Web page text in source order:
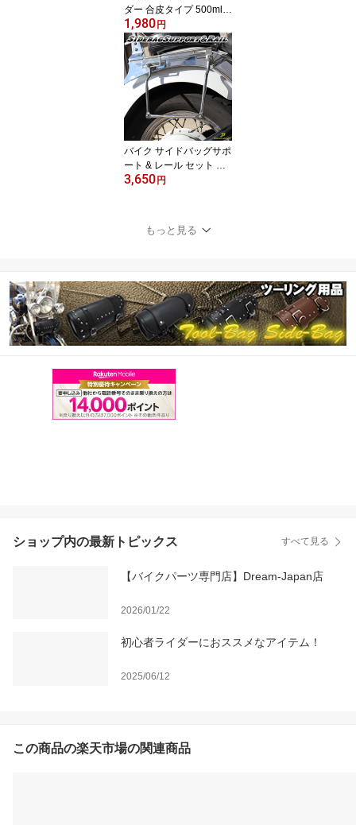
ダー 合皮タイプ 500ml
取り付け可能 当店サイド
バッグの付属ドリンクホ
ルダー 簡単装着 ステッ
チ色あり 追加 【メール
便】【送料無料】
1,980 円
バイク サイドバッグサポ
ート & レール セット サ
ドルバッグ 汎用 サイド
付幅180-235mm バイク
パーツ バイク用品 巻き
ル ビラーゴ 等 シルバー
ブラック【メール便】
3,650 円
もっと見る
ショップ内の最新トピックス すべて見る
【バイクパーツ専門店】Dream-Japan店
2026/01/22
初心者ライダーにおススメなアイテム！
2025/06/12
この商品の楽天市場の関連商品